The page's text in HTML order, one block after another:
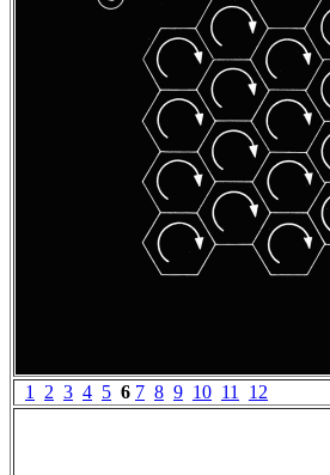
1 2 3 4 5 6 7 8 9 10 11 12